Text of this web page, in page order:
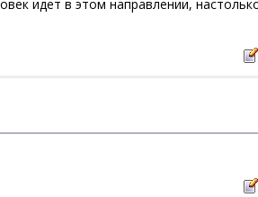
идет в этом направлении,